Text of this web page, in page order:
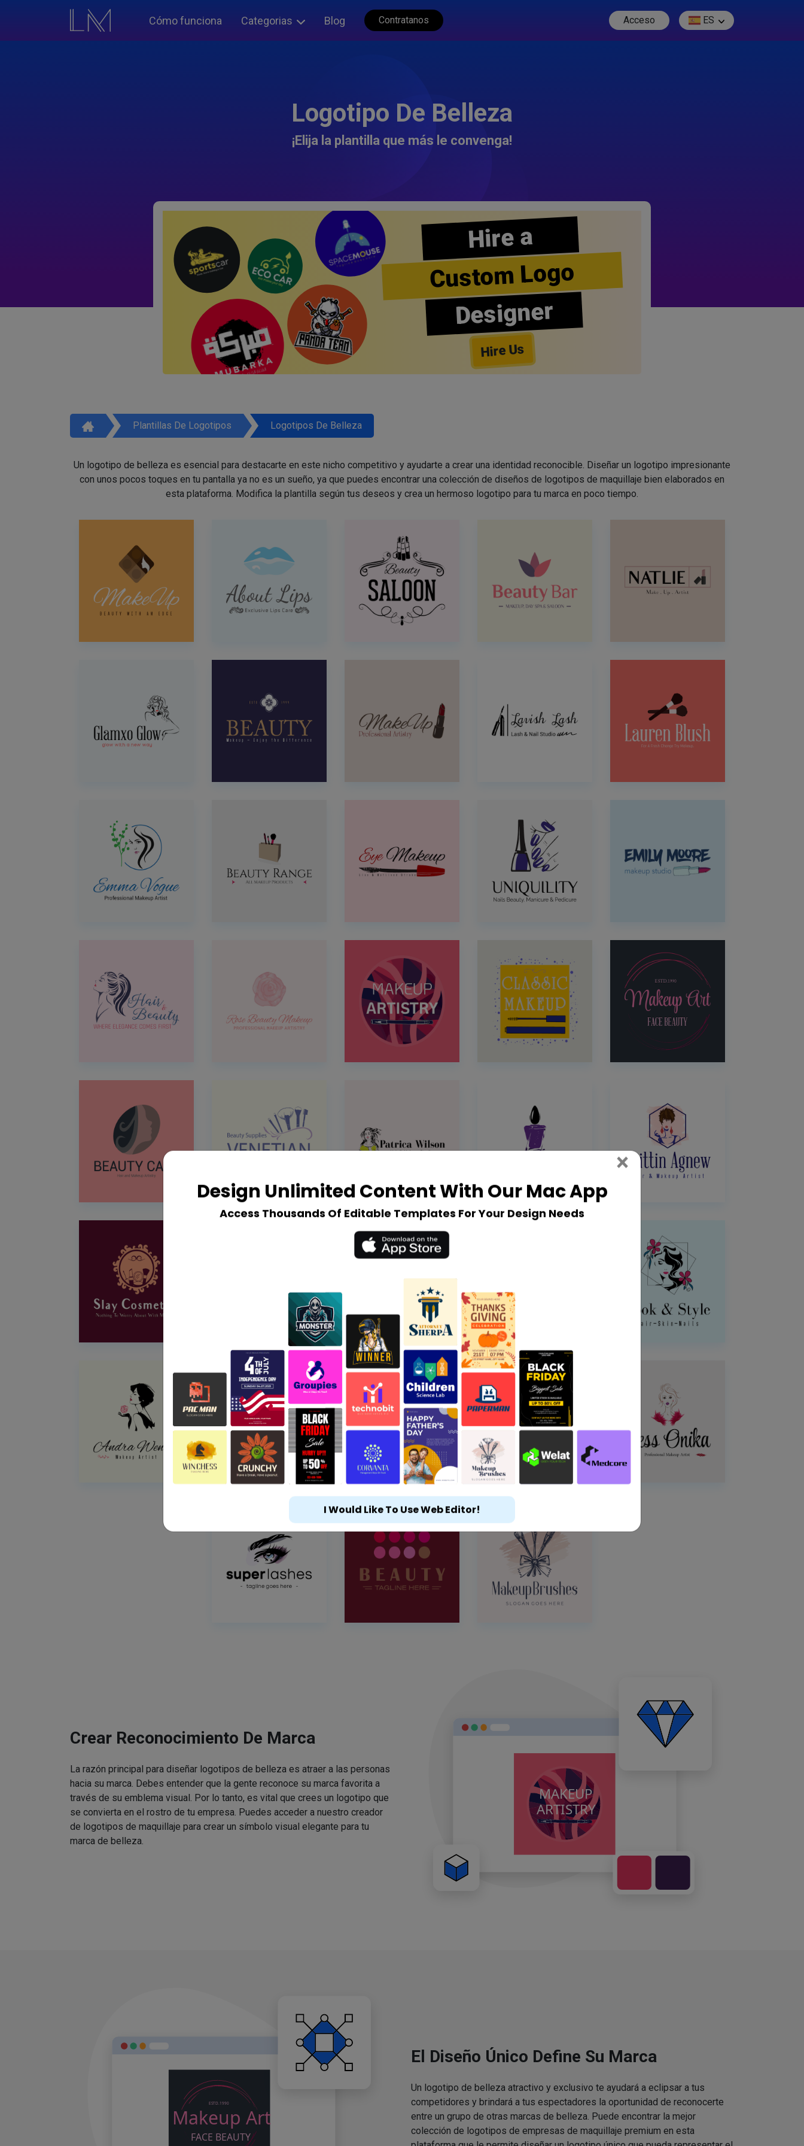
Cómo funciona Categorias Blog Contratanos Acceso ES
Logotipo De Belleza
¡Elija la plantilla que más le convenga!
Hire a
Custom Logo
Designer
Hire Us
Plantillas De Logotipos Logotipos De Belleza
Un logotipo de belleza es esencial para destacarte en este nicho competitivo y ayudarte a crear una identidad reconocible. Diseñar un logotipo impresionante
con unos pocos toques en tu pantalla ya no es un sueño, ya que puedes encontrar una colección de diseños de logotipos de maquillaje bien elaborados en
esta plataforma. Modifica la plantilla según tus deseos y crea un hermoso logotipo para tu marca en poco tiempo.
Crear Reconocimiento De Marca
La razón principal para diseñar logotipos de belleza es atraer a las personas
hacia su marca. Debes entender que la gente reconoce su marca favorita a
través de su emblema visual. Por lo tanto, es vital que crees un logotipo que
se convierta en el rostro de tu empresa. Puedes acceder a nuestro creador
de logotipos de maquillaje para crear un símbolo visual elegante para tu
marca de belleza.
El Diseño Único Define Su Marca
Un logotipo de belleza atractivo y exclusivo te ayudará a eclipsar a tus
competidores y brindará a tus espectadores la oportunidad de reconocerte
entre un grupo de otras marcas de belleza. Puede encontrar la mejor
colección de logotipos de empresas de maquillaje premium en esta
Design Unlimited Content With Our Mac App
Access Thousands Of Editable Templates For Your Design Needs
× Close
I Would Like To Use Web Editor!